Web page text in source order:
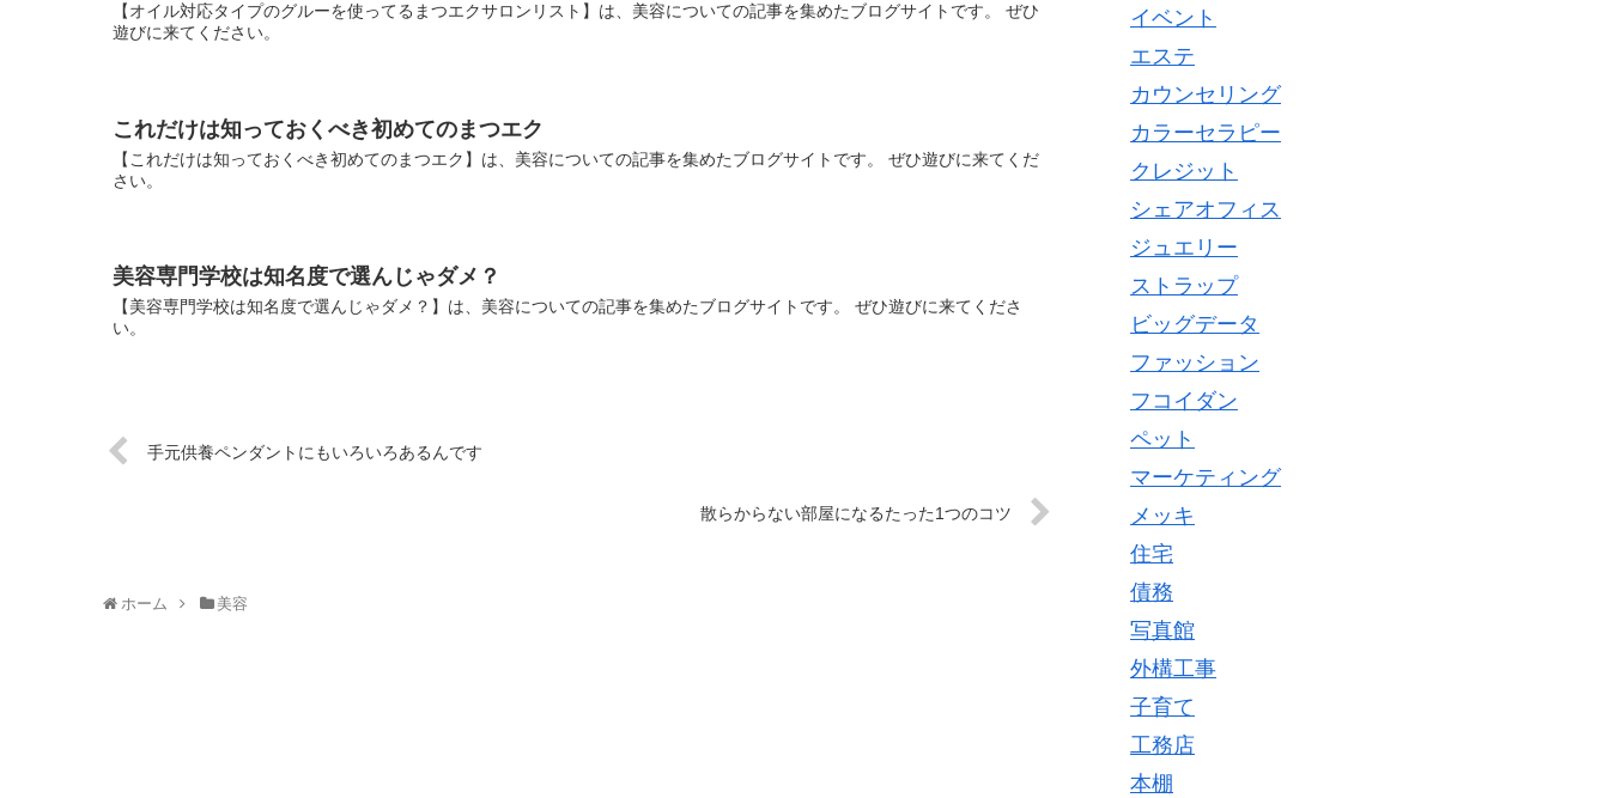
【オイル対応タイプのグルーを使ってるまつエクサロンリスト】は、美容についての記事を集めたブログサイトです。 ぜひ
遊びに来てください。
これだけは知っておくべき初めてのまつエク
【これだけは知っておくべき初めてのまつエク】は、美容についての記事を集めたブログサイトです。 ぜひ遊びに来てくだ
さい。
美容専門学校は知名度で選んじゃダメ？
【美容専門学校は知名度で選んじゃダメ？】は、美容についての記事を集めたブログサイトです。 ぜひ遊びに来てくださ
い。
手元供養ペンダントにもいろいろあるんです
散らからない部屋になるたった1つのコツ
ホーム 美容
イベント
エステ
カウンセリング
カラーセラピー
クレジット
シェアオフィス
ジュエリー
ストラップ
ビッグデータ
ファッション
フコイダン
ペット
マーケティング
メッキ
住宅
債務
写真館
外構工事
子育て
工務店
本棚